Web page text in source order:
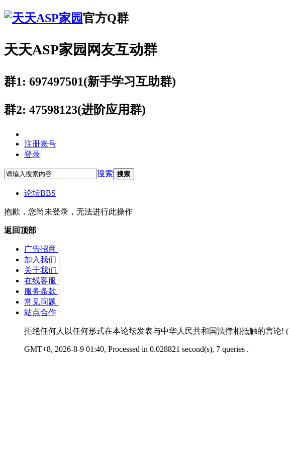
官方Q群
天天ASP家园网友互动群
群1: 697497501(新手学习互助群)
群2: 47598123(进阶应用群)
注册账号
登录|
搜索 搜索
论坛BBS
抱歉，您尚未登录，无法进行此操作
返回顶部
广告招商 |
加入我们 |
关于我们 |
在线客服 |
服务条款 |
常见问题 |
站点合作
拒绝任何人以任何形式在本论坛发表与中华人民共和国法律相抵触的言论! (
GMT+8, 2026-8-9 01:40, Processed in 0.028821 second(s), 7 queries .